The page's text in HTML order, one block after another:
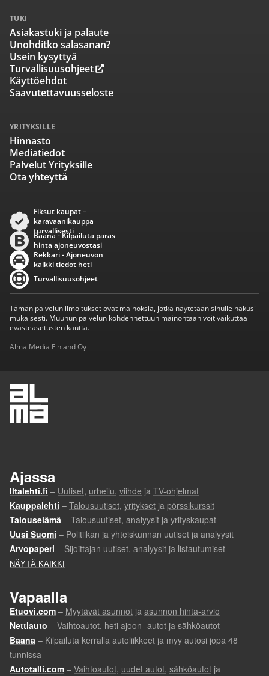
TUKI
Asiakastuki ja palaute
Unohditko salasanan?
Usein kysyttyä
Turvallisuusohjeet
Käyttöehdot
Saavutettavuusseloste
YRITYKSILLE
Hinnasto
Mediatiedot
Palvelut Yrityksille
Ota yhteyttä
Fiksut kaupat –
karavaanikauppa
turvallisesti
Baana - Kilpailuta paras
hinta ajoneuvostasi
Rekkari - Ajoneuvon
kaikki tiedot heti
Turvallisuusohjeet
Tämän palvelun ilmoitukset ovat mainoksia, jotka näytetään sinulle hakusi
mukaisesti. Muuhun palvelun kohdennettuun mainontaan voit vaikuttaa
evästeasetusten kautta.
Alma Media Finland Oy